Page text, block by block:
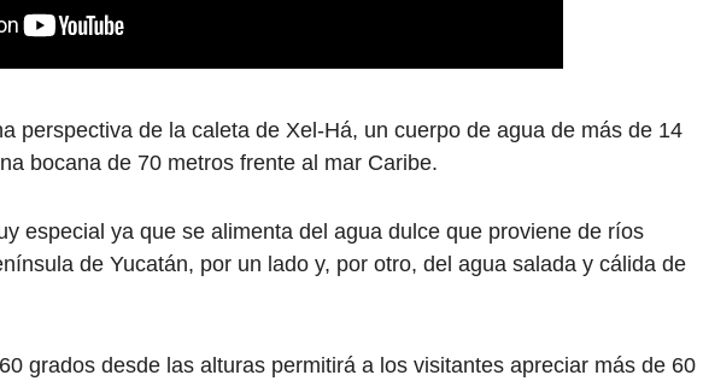
perspectiva de la caleta de Xel-Há, un cuerpo de agua de más de 14
bocana de 70 metros frente al mar Caribe.
especial ya que se alimenta del agua dulce que proviene de ríos
de Yucatán, por un lado y, por otro, del agua salada y cálida de
grados desde las alturas permitirá a los visitantes apreciar más de 60